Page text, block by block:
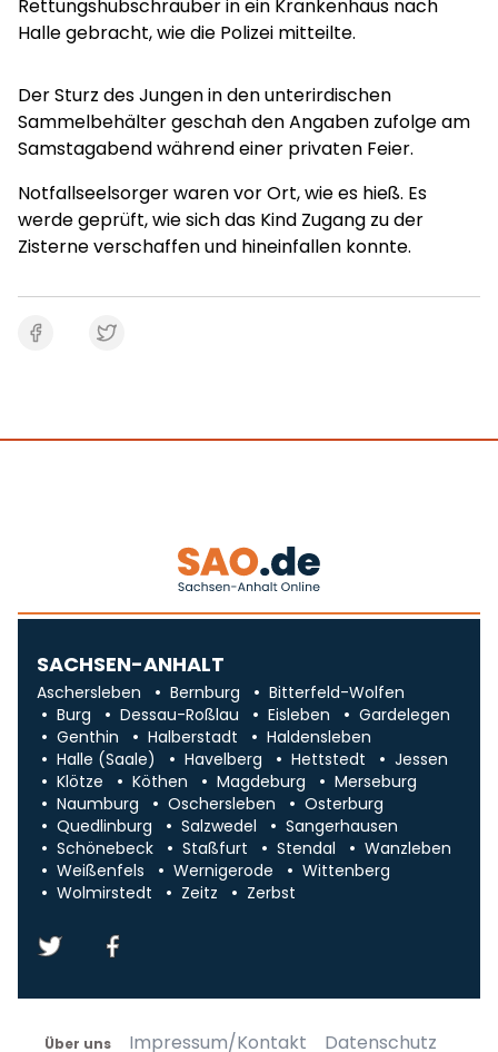
Rettungshubschrauber in ein Krankenhaus nach
Halle gebracht, wie die Polizei mitteilte.
Der Sturz des Jungen in den unterirdischen
Sammelbehälter geschah den Angaben zufolge am
Samstagabend während einer privaten Feier.
Notfallseelsorger waren vor Ort, wie es hieß. Es
werde geprüft, wie sich das Kind Zugang zu der
Zisterne verschaffen und hineinfallen konnte.
SACHSEN-ANHALT
Aschersleben Bernburg
Bitterfeld-Wolfen
Burg
Dessau-Roßlau Eisleben
Gardelegen
Genthin
Halberstadt
Haldensleben
Halle (Saale)
Havelberg Hettstedt
Jessen
Klötze
Köthen Magdeburg
Merseburg
Naumburg
Oschersleben
Osterburg
Quedlinburg
Salzwedel
Sangerhausen
Schönebeck
Staßfurt Stendal
Wanzleben
Weißenfels
Wernigerode
Wittenberg
Wolmirstedt
Zeitz Zerbst
Über uns Impressum/Kontakt Datenschutz